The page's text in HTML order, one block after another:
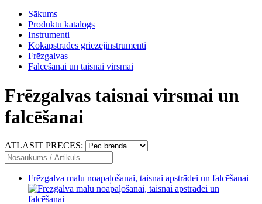
Sākums
Produktu katalogs
Instrumenti
Kokapstrādes griezējinstrumenti
Frēzgalvas
Falcēšanai un taisnai virsmai
Frēzgalvas taisnai virsmai un
falcēšanai
ATLASĪT PRECES:
Frēzgalva malu noapaļošanai, taisnai apstrādei un falcēšanai